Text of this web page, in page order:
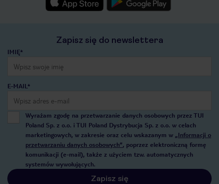
Zapisz się do newslettera
IMIĘ*
E-MAIL*
Wyrażam zgodę na przetwarzanie danych osobowych przez TUI
Poland Sp. z o.o. i TUI Poland Dystrybucja Sp. z o.o. w celach
marketingowych, w zakresie oraz celu wskazanym w „Informacji o
przetwarzaniu danych osobowych”, poprzez elektroniczną formę
komunikacji (e-mail), także z użyciem tzw. automatycznych
systemów wywołujących.
Zapisz się